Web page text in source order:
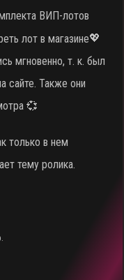
ВИП-лотов
💖
мгновенно, т. к. был
сайте. Также они
💞
только в нем
тему ролика.